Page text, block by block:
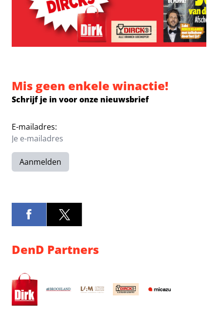
Mis geen enkele winactie!
Schrijf je in voor onze nieuwsbrief
E-mailadres:
Aanmelden
DenD Partners